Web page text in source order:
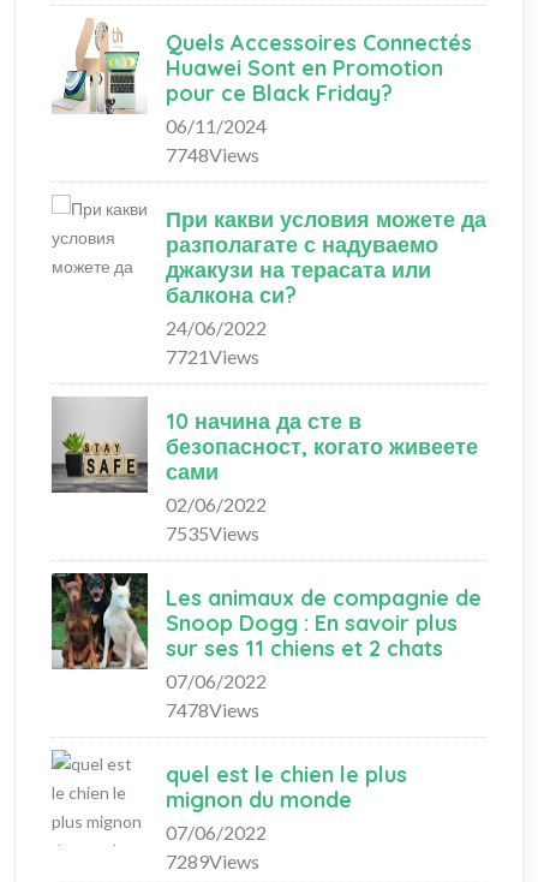
Quels Accessoires Connectés
Huawei Sont en Promotion
pour ce Black Friday?
06/11/2024
7748Views
При какви условия можете да
разполагате с надуваемо
джакузи на терасата или
балкона си?
24/06/2022
7721Views
10 начина да сте в
безопасност, когато живеете
сами
02/06/2022
7535Views
Les animaux de compagnie de
Snoop Dogg : En savoir plus
sur ses 11 chiens et 2 chats
07/06/2022
7478Views
quel est le chien le plus
mignon du monde
07/06/2022
7289Views